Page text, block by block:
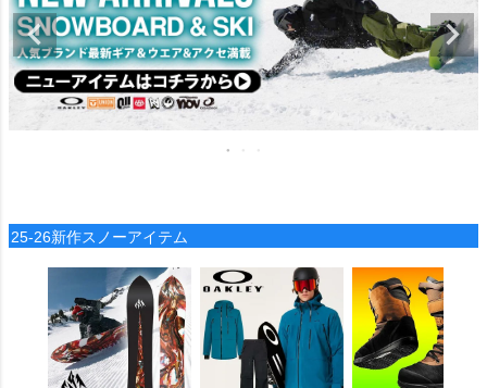
25-26新作スノーアイテム